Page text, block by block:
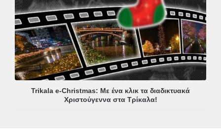
Trikala e-Christmas: Με ένα κλικ τα διαδικτυακά
Χριστούγεννα στα Τρίκαλα!